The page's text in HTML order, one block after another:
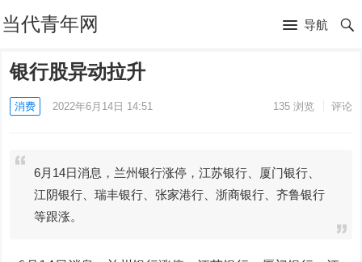
当代青年网 导航
银行股异动拉升
消费 2022年6月14日 14:51 135浏览 评论
6月14日消息，兰州银行涨停，江苏银行、厦门银行、
江阴银行、瑞丰银行、张家港行、浙商银行、齐鲁银行
等跟涨。